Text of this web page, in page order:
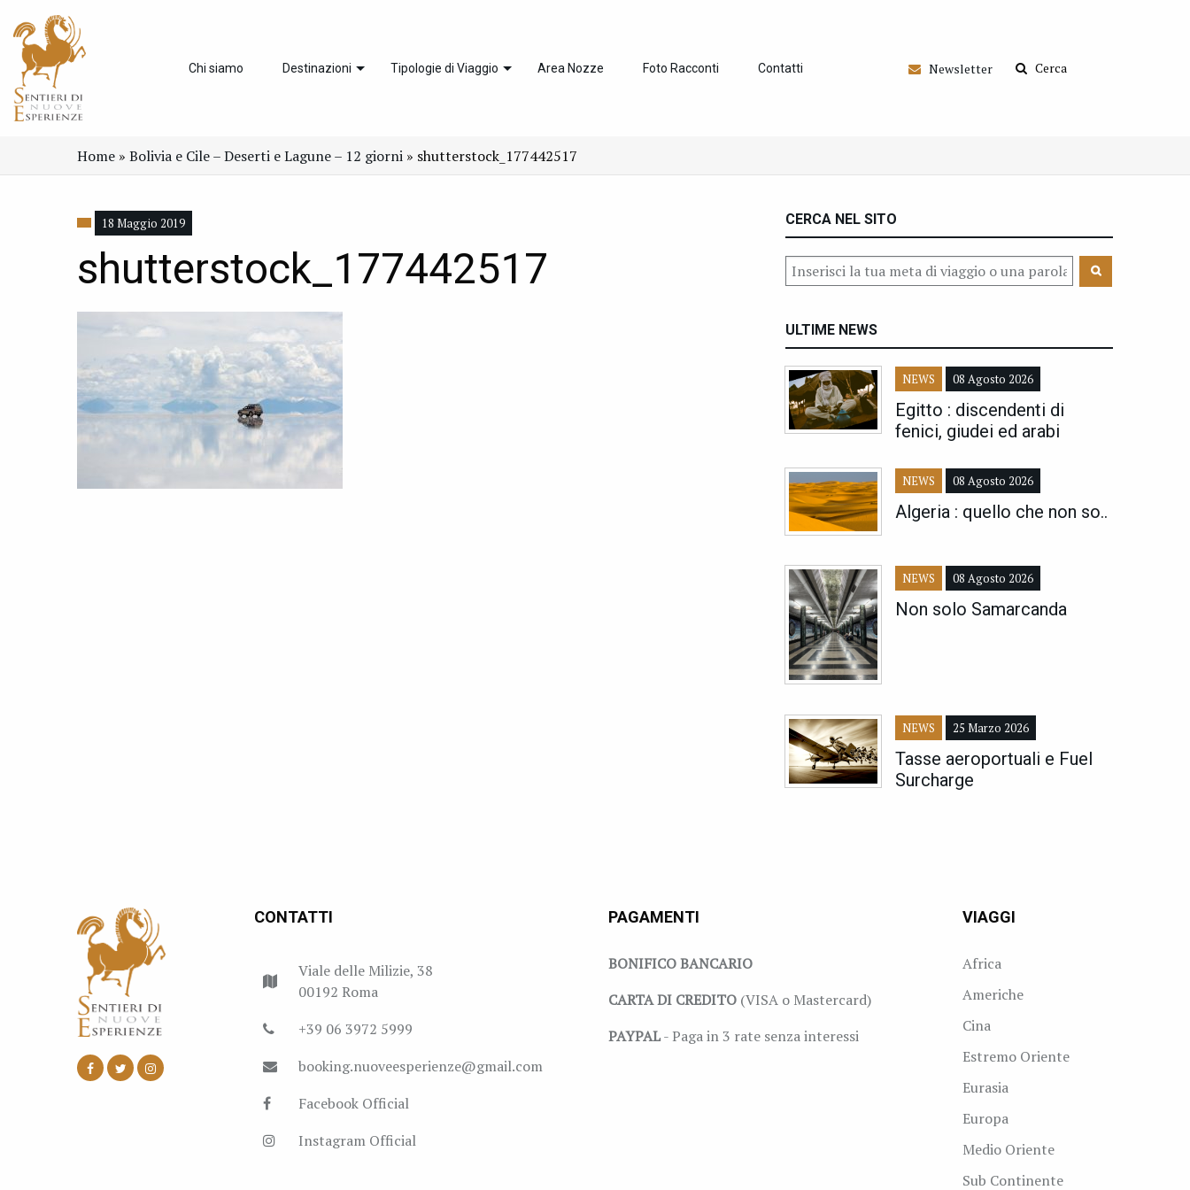
Chi siamo Destinazioni Tipologie di Viaggio Area Nozze Foto Racconti Contatti Newsletter Cerca
Home » Bolivia e Cile – Deserti e Lagune – 12 giorni » shutterstock_177442517
18 Maggio 2019
shutterstock_177442517
CERCA NEL SITO
ULTIME NEWS
NEWS 08 Agosto 2026
Egitto : discendenti di
fenici, giudei ed arabi
NEWS 08 Agosto 2026
Algeria : quello che non so..
NEWS 08 Agosto 2026
Non solo Samarcanda
NEWS 25 Marzo 2026
Tasse aeroportuali e Fuel
Surcharge
CONTATTI
Viale delle Milizie, 38
00192 Roma
+39 06 3972 5999
booking.nuoveesperienze@gmail.com
Facebook Official
Instagram Official
PAGAMENTI
BONIFICO BANCARIO
CARTA DI CREDITO(VISA o Mastercard)
PAYPAL- Paga in 3 rate senza interessi
VIAGGI
Africa
Americhe
Cina
Estremo Oriente
Eurasia
Europa
Medio Oriente
Sub Continente